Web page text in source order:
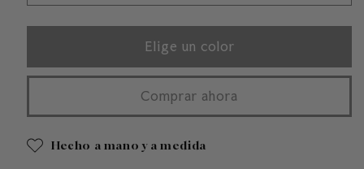
Elige un color
Comprar ahora
Hecho a mano y a medida